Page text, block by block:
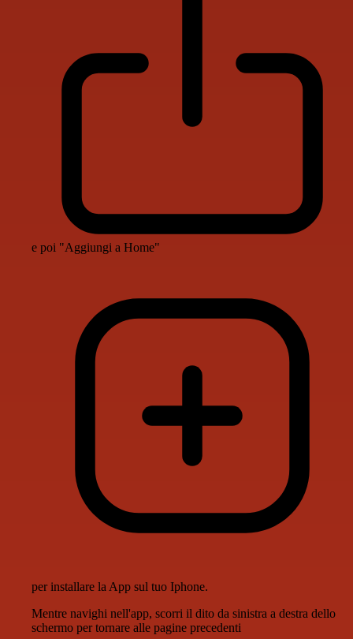
e poi "Aggiungi a Home"
per installare la App sul tuo Iphone.
Mentre navighi nell'app, scorri il dito da sinistra a destra dello
schermo per tornare alle pagine precedenti